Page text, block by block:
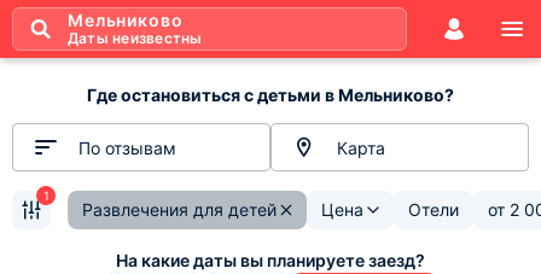
Мельниково
Даты неизвестны
Где остановиться с детьми в Мельниково?
По отзывам Карта
Развлечения для детей Цена Отели от 2
1